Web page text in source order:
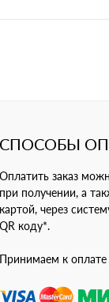
СПОСОБЫ
Оплатить заказ
при получении, а
картой, через
QR коду*.
Принимаем к оплате